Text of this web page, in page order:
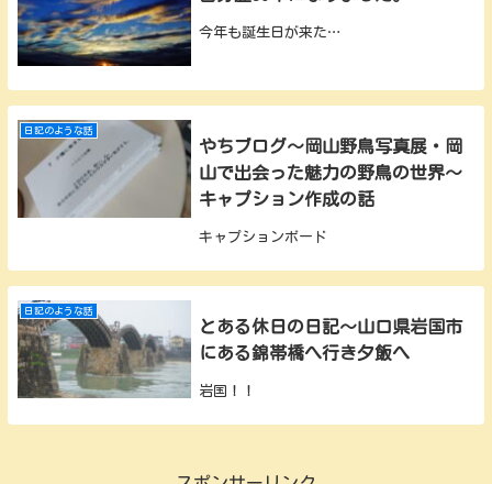
今年も誕生日が来た…
日記のような話
やちブログ～岡山野鳥写真展・岡
山で出会った魅力の野鳥の世界～
キャプション作成の話
キャプションボード
日記のような話
とある休日の日記～山口県岩国市
にある錦帯橋へ行き夕飯へ
岩国！！